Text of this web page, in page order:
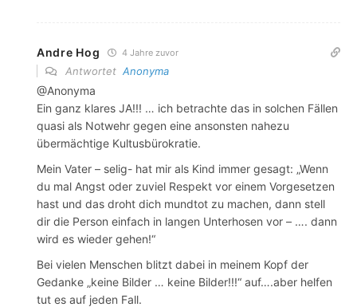
Andre Hog 4 Jahre zuvor
Antwortet Anonyma
@Anonyma
Ein ganz klares JA!!! … ich betrachte das in solchen Fällen
quasi als Notwehr gegen eine ansonsten nahezu
übermächtige Kultusbürokratie.
Mein Vater – selig- hat mir als Kind immer gesagt: „Wenn
du mal Angst oder zuviel Respekt vor einem Vorgesetzen
hast und das droht dich mundtot zu machen, dann stell
dir die Person einfach in langen Unterhosen vor – …. dann
wird es wieder gehen!“
Bei vielen Menschen blitzt dabei in meinem Kopf der
Gedanke „keine Bilder … keine Bilder!!!“ auf….aber helfen
tut es auf jeden Fall.